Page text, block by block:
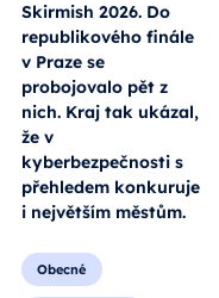
Skirmish 2026. Do
republikového finále
v Praze se
probojovalo pět z
nich. Kraj tak ukázal,
že v
kyberbezpečnosti s
přehledem konkuruje
i největším městům.
Obecné